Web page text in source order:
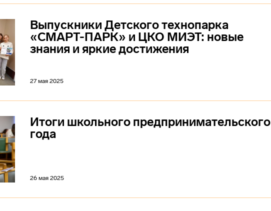
Выпускники Детского технопарка
«СМАРТ-ПАРК» и ЦКО МИЭТ: новые
знания и яркие достижения
27 мая 2025
Итоги школьного предпринимательского
года
26 мая 2025